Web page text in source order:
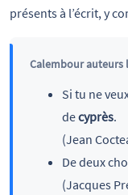
présents à l’écrit, y
Calembour auteurs
Si tu ne
decyprès.
(Jean
De deux
(Jacques